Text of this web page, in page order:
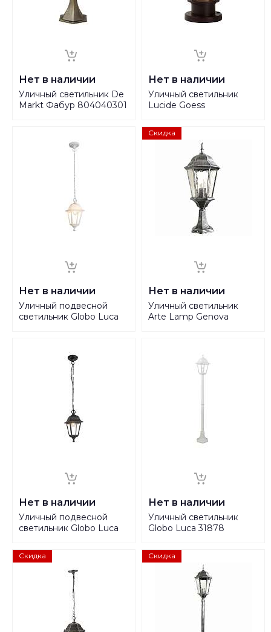
Нет в наличии
Уличный светильник De
Markt Фабур 804040301
Нет в наличии
Уличный светильник
Lucide Goess
Нет в наличии
Уличный подвесной
светильник Globo Luca
Скидка
Нет в наличии
Уличный светильник
Arte Lamp Genova
Нет в наличии
Уличный подвесной
светильник Globo Luca
Нет в наличии
Уличный светильник
Globo Luca 31878
Скидка Скидка